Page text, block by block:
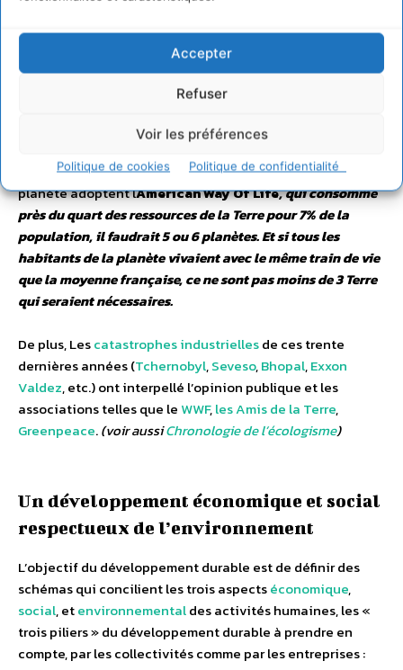
Accepter
Refuser
Voir les préférences
Politique de cookies Politique de confidentialité
est à craindre que le souhait de croissance (légitime) des
pays sous-développés
(souvent appelés
un état de prospérité similaire, édifié sur des principes
biosphère .
Il est également à souligner que si tous les États de la
planète adoptent lAmerican Way Of Life, qui consomme
près du quart des ressources de la Terre pour 7% de la
population, il faudrait 5 ou 6 planètes. Et si tous les
habitants de la planète vivaient avec le même train de vie
que la moyenne française, ce ne sont pas moins de 3 Terre
qui seraient nécessaires.
De plus, Lescatastrophes industriellesde ces trente
dernières années (Tchernobyl,Seveso,Bhopal,Exxon
Valdez, etc.) ont interpellé l’opinion publique et les
associations telles que le WWF,les Amis de la Terre,
Greenpeace.(voir aussiChronologie de l’écologisme)
Un développement économique et social
respectueux de l’environnement
L’objectif du développement durable est de définir des
schémas qui concilient les trois aspectséconomique,
social, etenvironnementaldes activités humaines, les «
trois piliers » du développement durable à prendre en
compte, par les collectivités comme par les entreprises :